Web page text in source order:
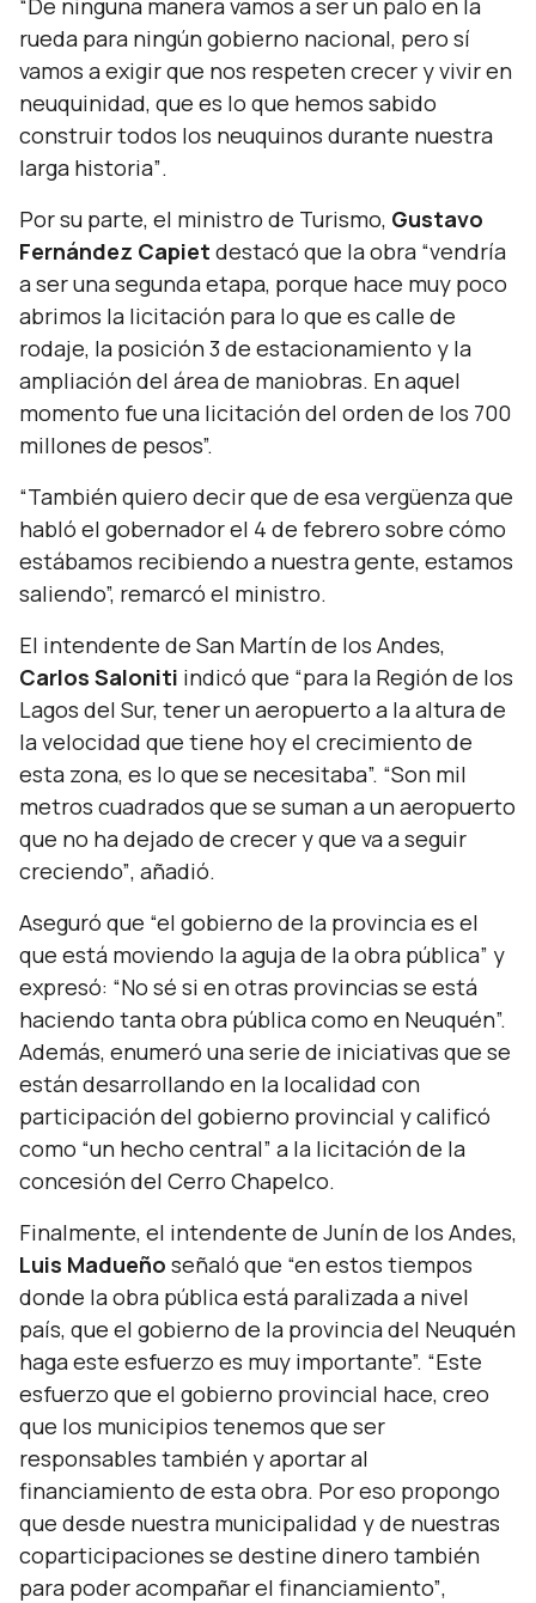
“De ninguna manera vamos a ser un palo en la
rueda para ningún gobierno nacional, pero sí
vamos a exigir que nos respeten crecer y vivir en
neuquinidad, que es lo que hemos sabido
construir todos los neuquinos durante nuestra
larga historia”.
Por su parte, el ministro de Turismo, Gustavo
Fernández Capiet destacó que la obra “vendría
a ser una segunda etapa, porque hace muy poco
abrimos la licitación para lo que es calle de
rodaje, la posición 3 de estacionamiento y la
ampliación del área de maniobras. En aquel
momento fue una licitación del orden de los 700
millones de pesos”.
“También quiero decir que de esa vergüenza que
habló el gobernador el 4 de febrero sobre cómo
estábamos recibiendo a nuestra gente, estamos
saliendo”, remarcó el ministro.
El intendente de San Martín de los Andes,
Carlos Saloniti indicó que “para la Región de los
Lagos del Sur, tener un aeropuerto a la altura de
la velocidad que tiene hoy el crecimiento de
esta zona, es lo que se necesitaba”. “Son mil
metros cuadrados que se suman a un aeropuerto
que no ha dejado de crecer y que va a seguir
creciendo”, añadió.
Aseguró que “el gobierno de la provincia es el
que está moviendo la aguja de la obra pública” y
expresó: “No sé si en otras provincias se está
haciendo tanta obra pública como en Neuquén”.
Además, enumeró una serie de iniciativas que se
están desarrollando en la localidad con
participación del gobierno provincial y calificó
como “un hecho central” a la licitación de la
concesión del Cerro Chapelco.
Finalmente, el intendente de Junín de los Andes,
Luis Madueño señaló que “en estos tiempos
donde la obra pública está paralizada a nivel
país, que el gobierno de la provincia del Neuquén
haga este esfuerzo es muy importante”. “Este
esfuerzo que el gobierno provincial hace, creo
que los municipios tenemos que ser
responsables también y aportar al
financiamiento de esta obra. Por eso propongo
que desde nuestra municipalidad y de nuestras
coparticipaciones se destine dinero también
para poder acompañar el financiamiento”,